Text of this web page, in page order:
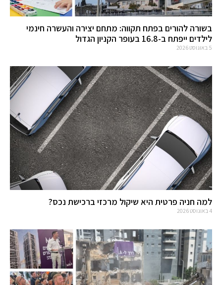
בשורה להורים בפתח תקווה: מתחם יצירה והעשרה חינמי
לילדים ייפתח ב-16.8 בעופר הקניון הגדול
5 באוגוסט 2026
למה חניה פרטית היא שיקול מרכזי ברכישת נכס?
4 באוגוסט 2026